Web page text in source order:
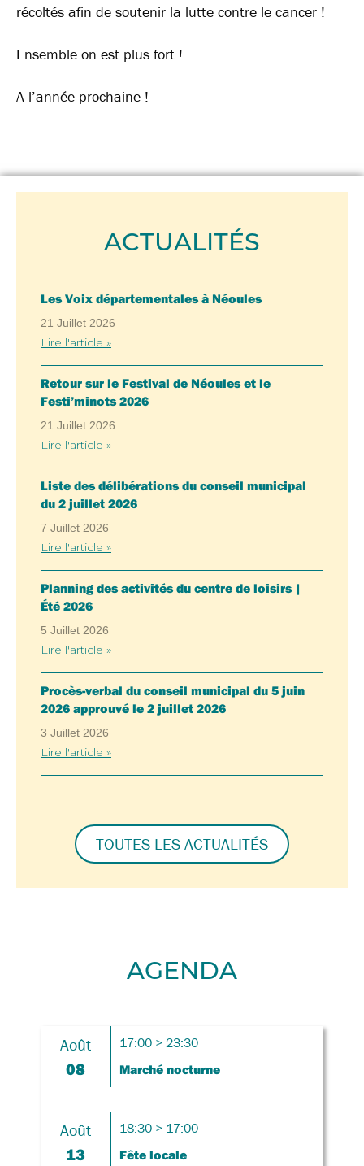
récoltés afin de soutenir la lutte contre le cancer !
Ensemble on est plus fort !
A l’année prochaine !
ACTUALITÉS
Les Voix départementales à Néoules
21 Juillet 2026
Lire l'article »
Retour sur le Festival de Néoules et le
Festi’minots 2026
21 Juillet 2026
Lire l'article »
Liste des délibérations du conseil municipal
du 2 juillet 2026
7 Juillet 2026
Lire l'article »
Planning des activités du centre de loisirs |
Été 2026
5 Juillet 2026
Lire l'article »
Procès-verbal du conseil municipal du 5 juin
2026 approuvé le 2 juillet 2026
3 Juillet 2026
Lire l'article »
TOUTES LES ACTUALITÉS
AGENDA
Août
08
17:00 > 23:30
Marché nocturne
Août
13
18:30 > 17:00
Fête locale